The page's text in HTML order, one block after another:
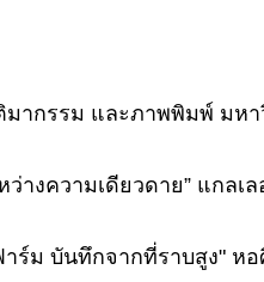
ากรรม และภาพพิมพ์ มหา
ว่างความเดียวดาย” แกลเ
าร์ม บันทึกจากที่ราบสูง" ห